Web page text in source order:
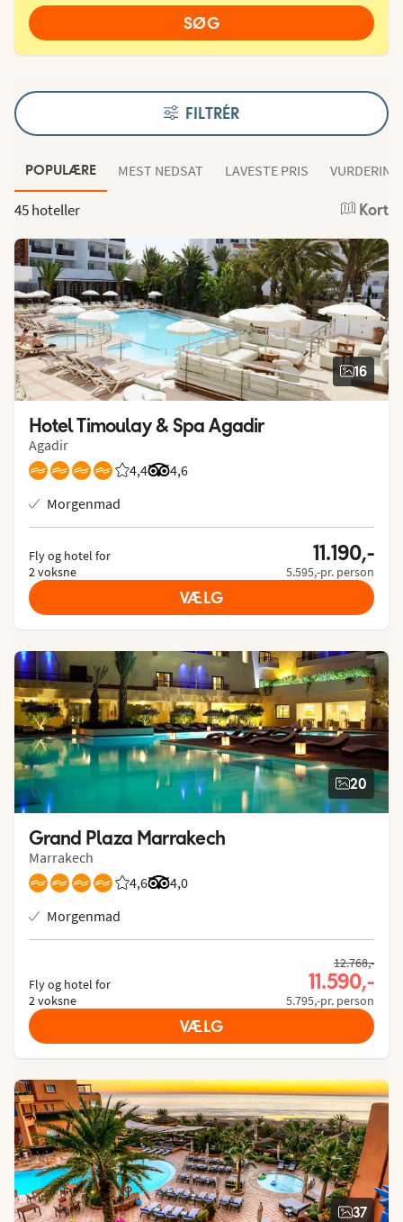
SØG
FILTRÉR
POPULÆRE MEST NEDSAT LAVESTE PRIS VURDERING
45 hoteller Kort
16
Hotel Timoulay & Spa Agadir
Agadir
4,4
Bedømmelse fra Spies gæster: 4.4/5
4,6
Bedømmelse fra Tripadvisor: 4.6 of 5
Morgenmad
Fly og hotel for
2 voksne
11.190,-
5.595,-pr. person
VÆLG
20
Grand Plaza Marrakech
Marrakech
4,6
Bedømmelse fra Spies gæster: 4.6/5
4,0
Bedømmelse fra Tripadvisor: 4 of 5
Morgenmad
Fly og hotel for
2 voksne
12.768,-
11.590,-
5.795,-pr. person
VÆLG
37